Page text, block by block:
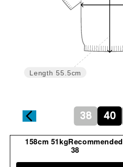
Length 55.5cm
38 40
158cm 51kgRecommended
38